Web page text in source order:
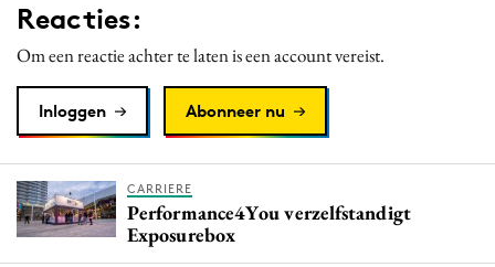
Media
Merkstrategie
PR
Programmatic
Reputatie & crisis
Reacties:
Om een reactie achter te laten is een account vereist.
Inloggen Abonneer nu
CARRIERE
Performance4You verzelfstandigt
Exposurebox